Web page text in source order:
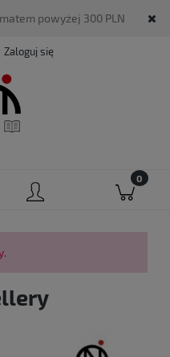
powyżej 300 PLN
Zaloguj się